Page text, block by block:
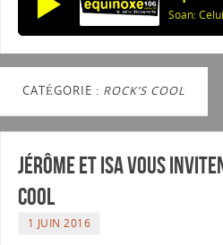
CATÉGORIE : ROCK’S COOL
Jérôme et Isa vous
Cool
1 JUIN 2016